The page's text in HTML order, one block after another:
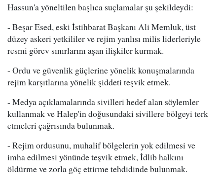
Hassun'a yöneltilen başlıca suçlamalar şu şekildeydi:
- Beşar Esed, eski İstihbarat Başkanı Ali Memluk, üst
düzey askeri yetkililer ve rejim yanlısı milis liderleriyle
resmi görev sınırlarını aşan ilişkiler kurmak.
- Ordu ve güvenlik güçlerine yönelik konuşmalarında
rejim karşıtlarına yönelik şiddeti teşvik etmek.
- Medya açıklamalarında sivilleri hedef alan söylemler
kullanmak ve Halep'in doğusundaki sivillere bölgeyi terk
etmeleri çağrısında bulunmak.
- Rejim ordusunu, muhalif bölgelerin yok edilmesi ve
imha edilmesi yönünde teşvik etmek, İdlib halkını
öldürme ve zorla göç ettirme tehdidinde bulunmak.